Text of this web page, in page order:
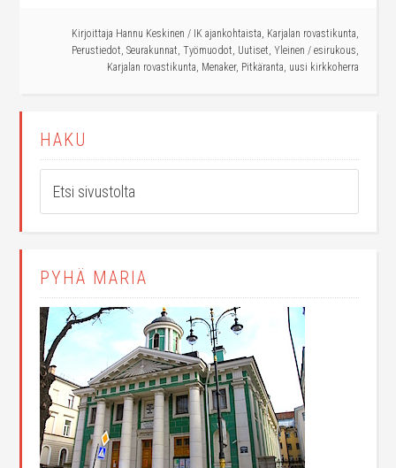
Kirjoittaja Hannu Keskinen / IK ajankohtaista, Karjalan rovastikunta,
Perustiedot, Seurakunnat, Työmuodot, Uutiset, Yleinen / esirukous,
Karjalan rovastikunta, Menaker, Pitkäranta, uusi kirkkoherra
HAKU
PYHÄ MARIA